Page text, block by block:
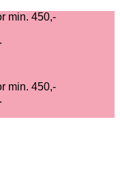
min. 450,-
min. 450,-